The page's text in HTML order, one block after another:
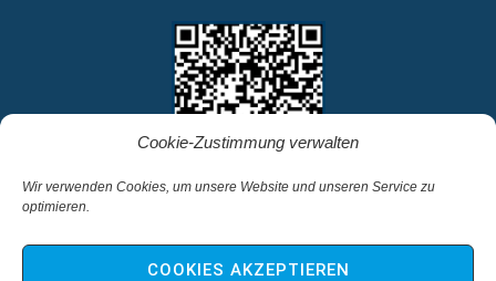
Cookie-Zustimmung verwalten
Wir verwenden Cookies, um unsere Website und unseren Service zu
optimieren.
COOKIES AKZEPTIEREN
Startseite
Kontakt